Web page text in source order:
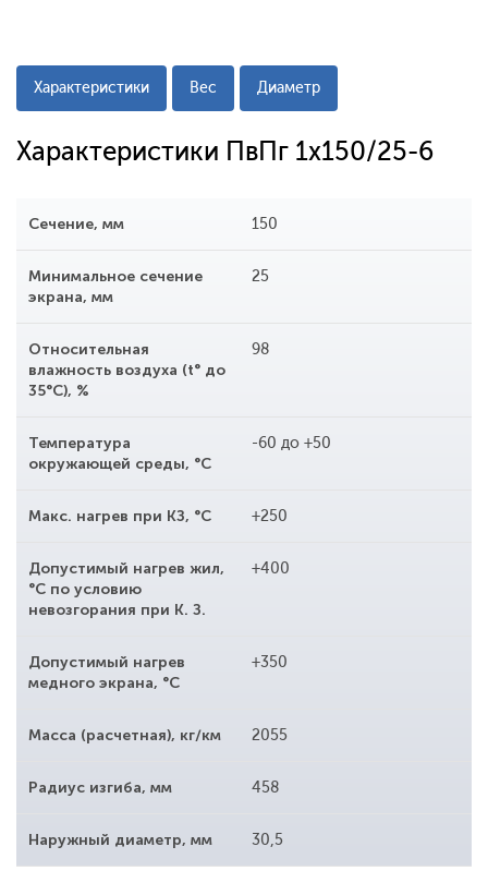
Характеристики Вес Диаметр
Характеристики ПвПг 1x150/25-6
Сечение, мм 150
Минимальное сечение
экрана, мм
25
Относительная
влажность воздуха (t° до
35°С), %
98
Температура
окружающей среды, °С
-60 до +50
Макс. нагрев при КЗ, °С +250
Допустимый нагрев жил,
°С по условию
невозгорания при К. З.
+400
Допустимый нагрев
медного экрана, °С
+350
Масса (расчетная), кг/км 2055
Радиус изгиба, мм 458
Наружный диаметр, мм 30,5